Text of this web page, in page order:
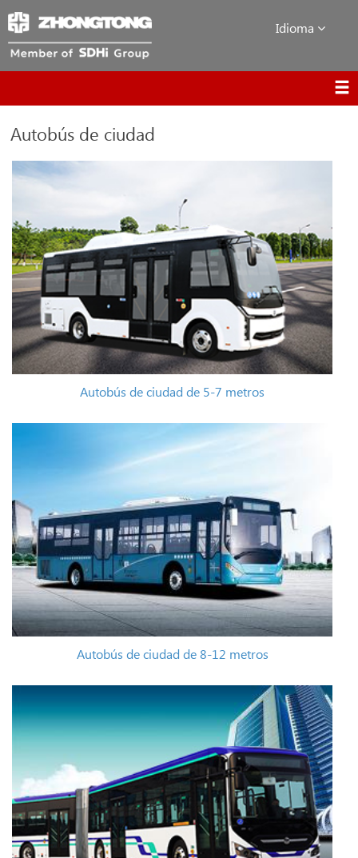
Idioma
Autobús de ciudad
Autobús de ciudad de 5-7 metros
Autobús de ciudad de 8-12 metros